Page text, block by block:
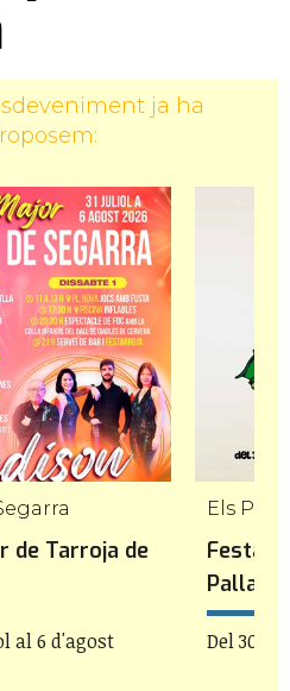
ja ha
de Tarroja de
al 6 d'agost
Els
Festa
Del 30